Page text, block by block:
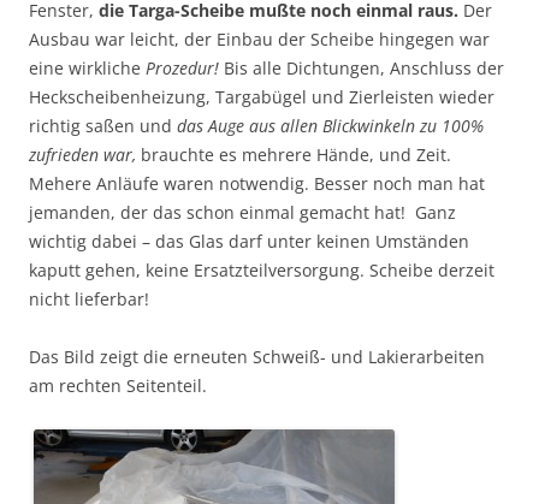
Fenster, die Targa-Scheibe mußte noch einmal raus. Der
Ausbau war leicht, der Einbau der Scheibe hingegen war
eine wirkliche Prozedur! Bis alle Dichtungen, Anschluss der
Heckscheibenheizung, Targabügel und Zierleisten wieder
richtig saßen und das Auge aus allen Blickwinkeln zu 100%
zufrieden war, brauchte es mehrere Hände, und Zeit.
Mehere Anläufe waren notwendig. Besser noch man hat
jemanden, der das schon einmal gemacht hat! Ganz
wichtig dabei – das Glas darf unter keinen Umständen
kaputt gehen, keine Ersatzteilversorgung. Scheibe derzeit
nicht lieferbar!
Das Bild zeigt die erneuten Schweiß- und Lakierarbeiten
am rechten Seitenteil.